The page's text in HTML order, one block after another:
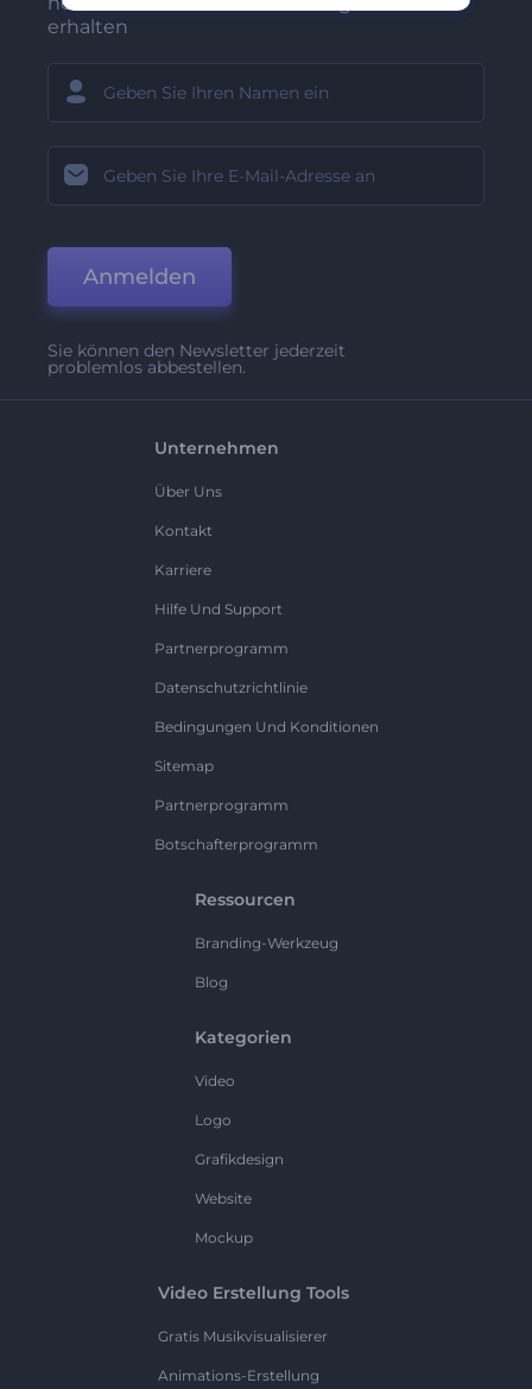
erhalten
Anmelden
Sie können den Newsletter jederzeit
problemlos abbestellen.
Unternehmen
Über Uns
Kontakt
Karriere
Hilfe Und Support
Partnerprogramm
Datenschutzrichtlinie
Bedingungen Und Konditionen
Sitemap
Partnerprogramm
Botschafterprogramm
Ressourcen
Branding-Werkzeug
Blog
Kategorien
Video
Logo
Grafikdesign
Website
Mockup
Video Erstellung Tools
Gratis Musikvisualisierer
Animations-Erstellung